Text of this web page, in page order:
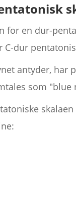
for en dur-
C-dur
antyder, har
som "blue